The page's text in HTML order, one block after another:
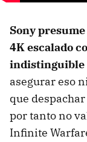
Sony
4K escalado
indistinguible
asegurar eso
que
por tanto no
Infinite